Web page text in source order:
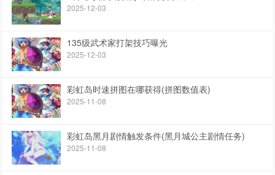
2025-12-03
135级武术家打架技巧曝光
2025-12-03
彩虹岛时速拼图在哪获得(拼图数值表)
2025-11-08
彩虹岛黑月剧情触发条件(黑月城公主剧情任务)
2025-11-08